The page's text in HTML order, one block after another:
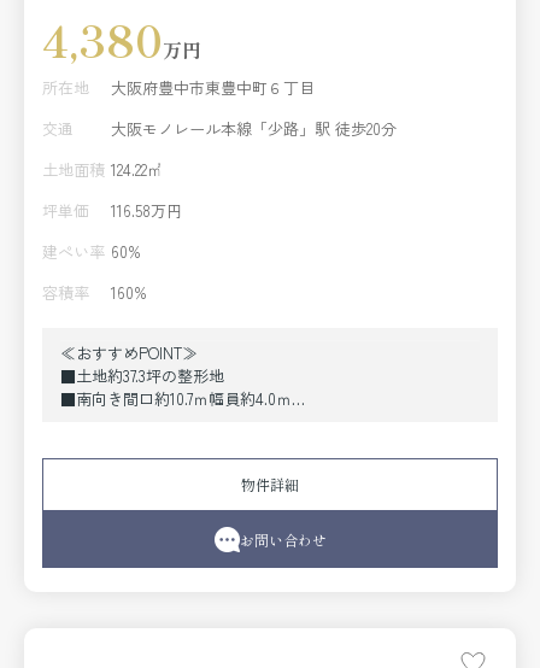
4,380万円
所在地
大阪府豊中市東豊中町６丁目
交通
大阪モノレール本線「少路」駅 徒歩20分
土地面積 124.22㎡
坪単価
116.58万円
建ぺい率 60%
容積率
160%
≪おすすめPOINT≫
■土地約37.3坪の整形地
■南向き間口約10.7ｍ幅員約4.0ｍ
周辺徒歩圏内にスーパーマーケットが豊富
■フレンドマート豊中熊野店 約235m
■コープこうべ コープ東豊中店 約550ｍ
物件詳細
お問い合わせ